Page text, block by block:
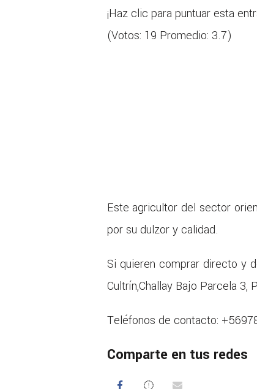
¡Haz clic para puntuar esta
(Votos: 19 Promedio: 3.7)
Este agricultor del sector
por su dulzor y calidad.
Si quieren comprar directo y
Cultrín,Challay Bajo Parcela 3,
Teléfonos de contacto:
Comparte en tus redes